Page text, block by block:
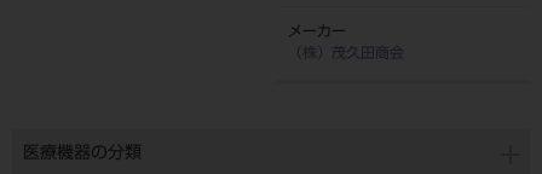
メーカー
（株）茂久田商会
医療機器の分類